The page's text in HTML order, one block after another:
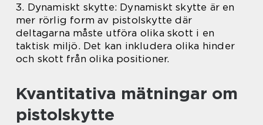
3. Dynamiskt skytte: Dynamiskt skytte är en
mer rörlig form av pistolskytte där
deltagarna måste utföra olika skott i en
taktisk miljö. Det kan inkludera olika hinder
och skott från olika positioner.
Kvantitativa mätningar om
pistolskytte